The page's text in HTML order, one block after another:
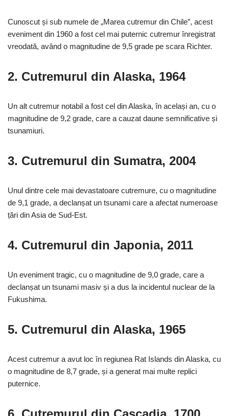
Cunoscut și sub numele de „Marea cutremur din Chile”, acest
eveniment din 1960 a fost cel mai puternic cutremur înregistrat
vreodată, având o magnitudine de 9,5 grade pe scara Richter.
2. Cutremurul din Alaska, 1964
Un alt cutremur notabil a fost cel din Alaska, în același an, cu o
magnitudine de 9,2 grade, care a cauzat daune semnificative și
tsunamiuri.
3. Cutremurul din Sumatra, 2004
Unul dintre cele mai devastatoare cutremure, cu o magnitudine
de 9,1 grade, a declanșat un tsunami care a afectat numeroase
țări din Asia de Sud-Est.
4. Cutremurul din Japonia, 2011
Un eveniment tragic, cu o magnitudine de 9,0 grade, care a
declanșat un tsunami masiv și a dus la incidentul nuclear de la
Fukushima.
5. Cutremurul din Alaska, 1965
Acest cutremur a avut loc în regiunea Rat Islands din Alaska, cu
o magnitudine de 8,7 grade, și a generat mai multe replici
puternice.